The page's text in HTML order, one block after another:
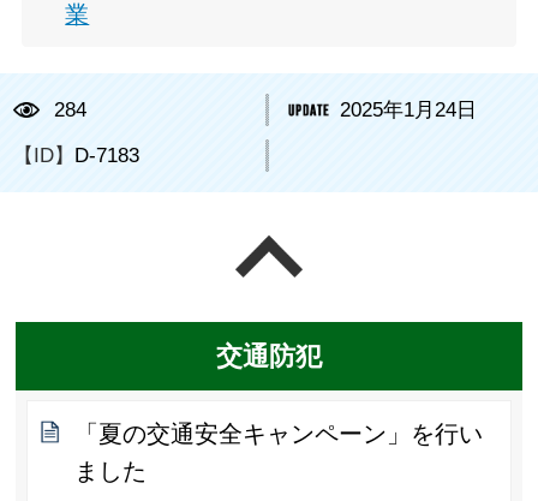
業
284 2025年1月24日
【ID】 D-7183
交通防犯
「夏の交通安全キャンペーン」を行い
ました